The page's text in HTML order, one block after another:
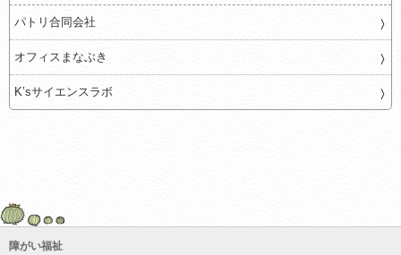
パトリ合同会社
オフィスまなぶき
K’sサイエンスラボ
障がい福祉